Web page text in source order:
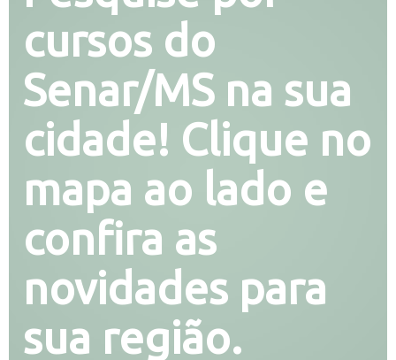
cursos do
Senar/MS na sua
cidade! Clique no
mapa ao lado e
confira as
novidades para
sua região.